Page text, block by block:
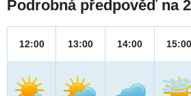
Podrobná předpověď na
12:00 13:00 14:00 15:00